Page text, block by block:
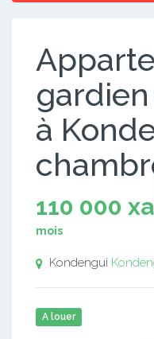
à
110 000
mois
Kondengui
A louer